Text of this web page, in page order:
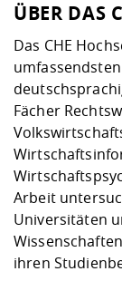
ÜBER DAS
Das CHE
Fächer
Arbeit
Universitäten
ihren